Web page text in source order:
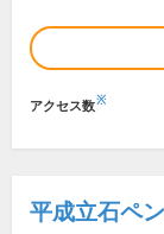
アクセス数※
平成立石ペ